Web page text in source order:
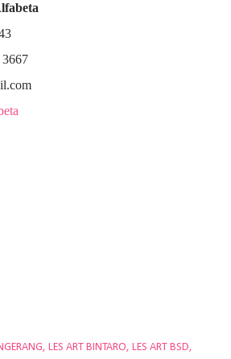
LES ART BINTARO LES ART BSD